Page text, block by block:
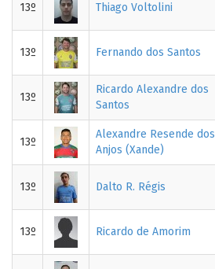
13º Thiago Voltolini
13º Fernando dos Santos
13º
Ricardo Alexandre dos
Santos
13º
Alexandre Resende dos
Anjos (Xande)
13º Dalto R. Régis
13º Ricardo de Amorim